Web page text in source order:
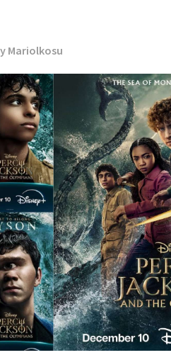
Mariolkosu